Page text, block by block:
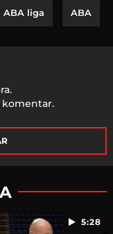
ABA liga ABA
5:28